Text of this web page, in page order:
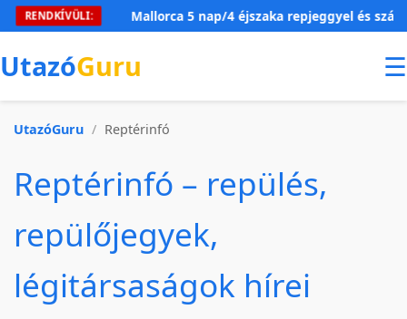
RENDKÍVÜLI:Mallorca 5 nap/4 éjszaka repjeggyel és szállással
UtazóGuru ☰
UtazóGuru / Reptérinfó
Reptérinfó – repülés,
repülőjegyek,
légitársaságok hírei